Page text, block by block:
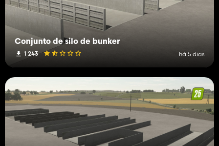
Conjunto de silo de bunker
1 243 há 5 dias